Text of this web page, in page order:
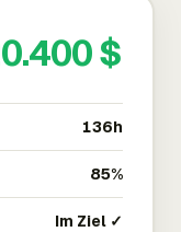
$
136h
85%
Im Ziel ✓